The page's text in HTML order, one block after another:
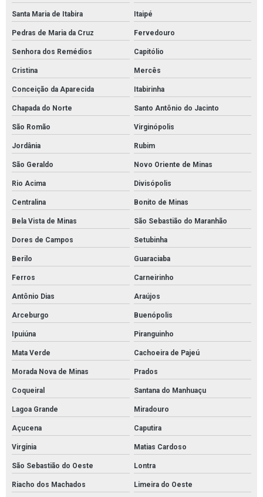
Santa Maria de Itabira Itaipé
Pedras de Maria da Cruz Fervedouro
Senhora dos Remédios Capitólio
Cristina Mercês
Conceição da Aparecida Itabirinha
Chapada do Norte Santo Antônio do Jacinto
São Romão Virginópolis
Jordânia Rubim
São Geraldo Novo Oriente de Minas
Rio Acima Divisópolis
Centralina Bonito de Minas
Bela Vista de Minas São Sebastião do Maranhão
Dores de Campos Setubinha
Berilo Guaraciaba
Ferros Carneirinho
Antônio Dias Araújos
Arceburgo Buenópolis
Ipuiúna Piranguinho
Mata Verde Cachoeira de Pajeú
Morada Nova de Minas Prados
Coqueiral Santana do Manhuaçu
Lagoa Grande Miradouro
Açucena Caputira
Virgínia Matias Cardoso
São Sebastião do Oeste Lontra
Riacho dos Machados Limeira do Oeste